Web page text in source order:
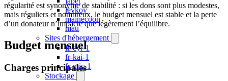
levkoy
mainecoon
mau
Sites d'hébergement
fr-cyr-1
fr-kai-1
fr-mic-1
Stockage
régularité est synonyme de stabilité : si les dons sont plus modestes,
mais réguliers et nombreux, le budget mensuel est stable et la perte
d’un donateur n’impacte que légèrement l’équilibre.
Budget mensuel
Charges principales